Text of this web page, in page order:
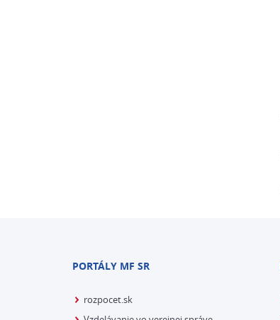
PORTÁLY MF SR
rozpocet.sk